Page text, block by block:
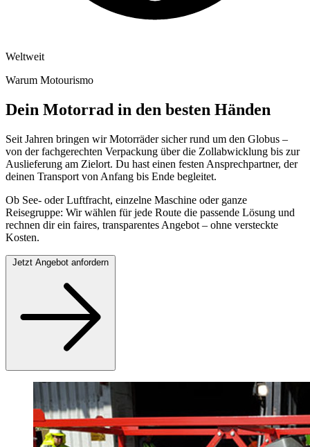
Weltweit
Warum Motourismo
Dein Motorrad in den besten Händen
Seit Jahren bringen wir Motorräder sicher rund um den Globus –
von der fachgerechten Verpackung über die Zollabwicklung bis zur
Auslieferung am Zielort. Du hast einen festen Ansprechpartner, der
deinen Transport von Anfang bis Ende begleitet.
Ob See- oder Luftfracht, einzelne Maschine oder ganze
Reisegruppe: Wir wählen für jede Route die passende Lösung und
rechnen dir ein faires, transparentes Angebot – ohne versteckte
Kosten.
Jetzt Angebot anfordern